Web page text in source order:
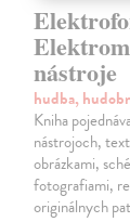
nástroje
hudba,
Kniha
nástrojoch,
obrázkami,
fotografiami,
originálnych